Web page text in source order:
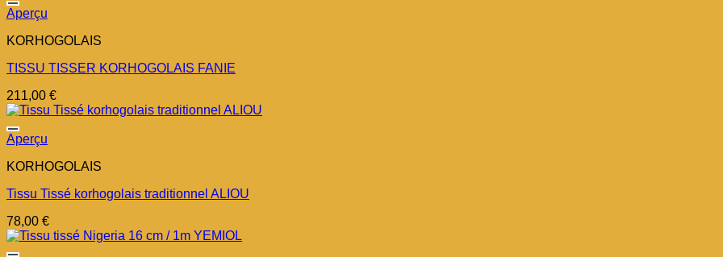
Aperçu
KORHOGOLAIS
TISSU TISSER KORHOGOLAIS FANIE
211,00 €
Aperçu
KORHOGOLAIS
Tissu Tissé korhogolais traditionnel ALIOU
78,00 €